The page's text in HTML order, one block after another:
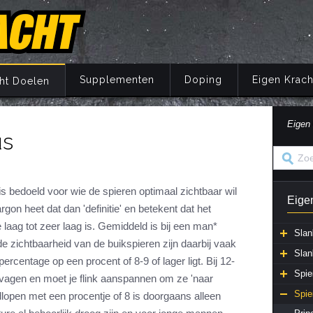
Krachtoefeningen Benen
Krachtoefeningen Armen
Krachtoefeningen Borst
Krachtoefeningen Buik
Krachtoefeningen Rug
Eiwitten
Koolhydraten
Vetten
Vocht
Vitaminen
Doelen
Voeding
Supplementen
Herstel
Mentaal
Voeding
Mentaal
Jaarprogramma
Supplementen Doping
Nuchtere feiten over doping
Veel gestelde vragen
Eigen
Eigen Kracht
bedoeld voor wie de spieren optimaal zichtbaar wil
heet dat dan 'definitie' en betekent dat het
tot zeer laag is. Gemiddeld is bij een man*
zichtbaarheid van de buikspieren zijn daarbij vaak
op een procent of 8-9 of lager ligt. Bij 12-
en moet je flink aanspannen om ze 'naar
met een procentje of 8 is doorgaans alleen
Eigen